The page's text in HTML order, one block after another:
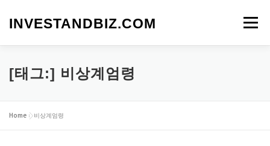
INVESTANDBIZ.COM 메뉴
[태그:] 비상계엄령
Home »비상계엄령